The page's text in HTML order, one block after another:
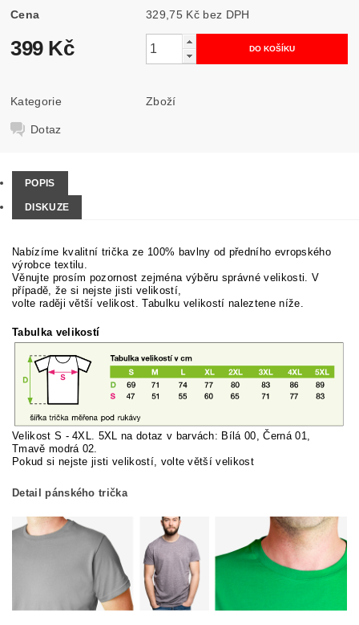
Cena 329,75 Kč bez DPH
399 Kč
Kategorie Zboží
Dotaz
POPIS
DISKUZE
Nabízíme kvalitní trička ze 100% bavlny od předního evropského
výrobce textilu.
Věnujte prosím pozornost zejména výběru správné velikosti. V
případě, že si nejste jisti velikostí,
volte raději větší velikost. Tabulku velikostí naleztene níže.
Tabulka velikostí
Velikost S - 4XL. 5XL na dotaz v barvách: Bílá 00, Černá 01,
Tmavě modrá 02.
Pokud si nejste jisti velikostí, volte větší velikost
Detail pánského trička